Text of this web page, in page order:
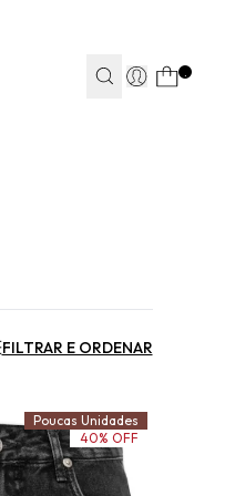
FILTRAR E ORDENAR
Poucas Unidades
40% OFF